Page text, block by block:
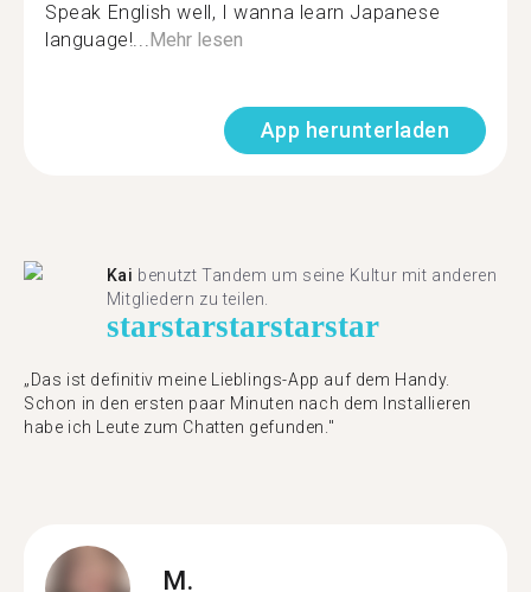
Speak English well, I wanna learn Japanese
language!...Mehr lesen
App herunterladen
Kai benutzt Tandem um seine Kultur mit anderen
Mitgliedern zu teilen.
starstarstarstarstar
„Das ist definitiv meine Lieblings-App auf dem Handy.
Schon in den ersten paar Minuten nach dem Installieren
habe ich Leute zum Chatten gefunden."
M.